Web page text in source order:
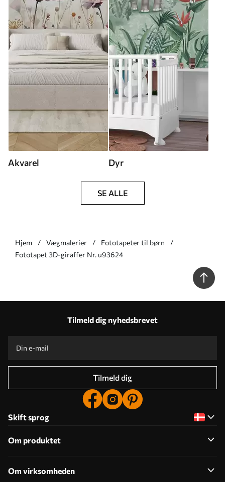
Akvarel Dyr
SE ALLE
Hjem Vægmalerier
Fototapeter til børn
Fototapet 3D-giraffer Nr. u93624
Tilmeld dig nyhedsbrevet
Tilmeld dig
Skift sprog
Om produktet
Om virksomheden